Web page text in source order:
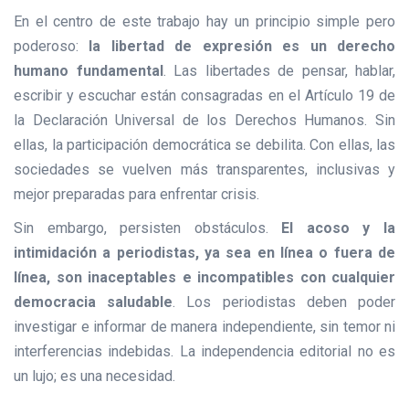
En el centro de este trabajo hay un principio simple pero
poderoso: la libertad de expresión es un derecho
humano fundamental . Las libertades de pensar, hablar,
escribir y escuchar están consagradas en el Artículo 19 de
la Declaración Universal de los Derechos Humanos. Sin
ellas, la participación democrática se debilita. Con ellas, las
sociedades se vuelven más transparentes, inclusivas y
mejor preparadas para enfrentar crisis.
Sin embargo, persisten obstáculos.
El acoso y la
intimidación a periodistas, ya sea en línea o fuera de
línea, son inaceptables e incompatibles con cualquier
democracia saludable. Los periodistas deben poder
investigar e informar de manera independiente, sin temor ni
interferencias indebidas. La independencia editorial no es
un lujo; es una necesidad.